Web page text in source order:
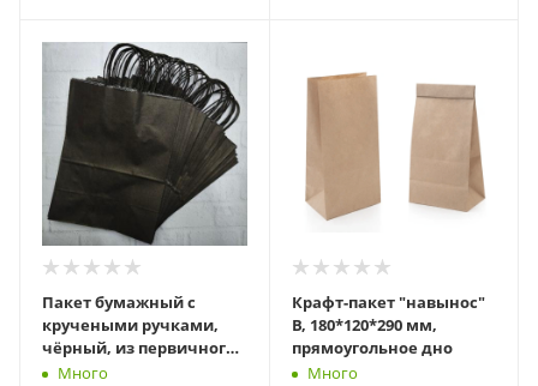
Пакет бумажный с
кручеными ручками,
чёрный, из первичного
сырья, 240 х 140 х 280 мм
Много
Крафт-пакет "навынос"
В, 180*120*290 мм,
прямоугольное дно
Много